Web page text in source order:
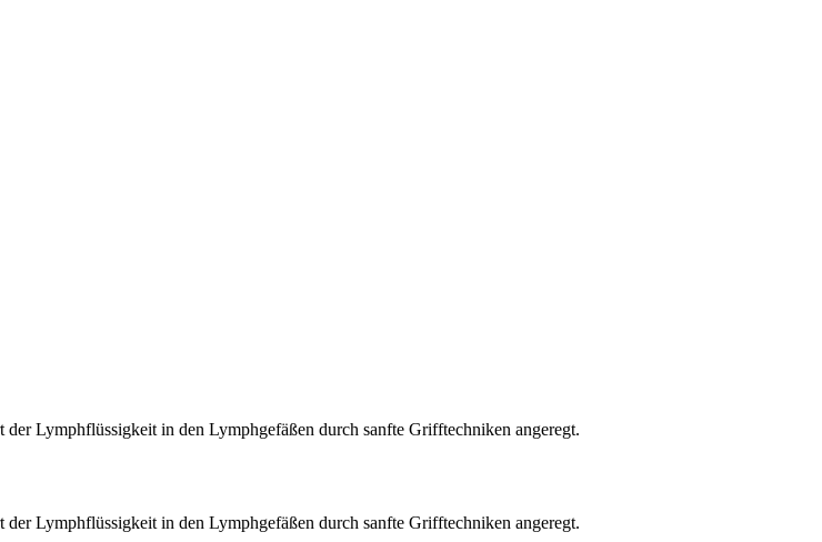
Lymphflüssigkeit in den Lymphgefäßen durch sanfte Grifftechniken angeregt.
Lymphflüssigkeit in den Lymphgefäßen durch sanfte Grifftechniken angeregt.